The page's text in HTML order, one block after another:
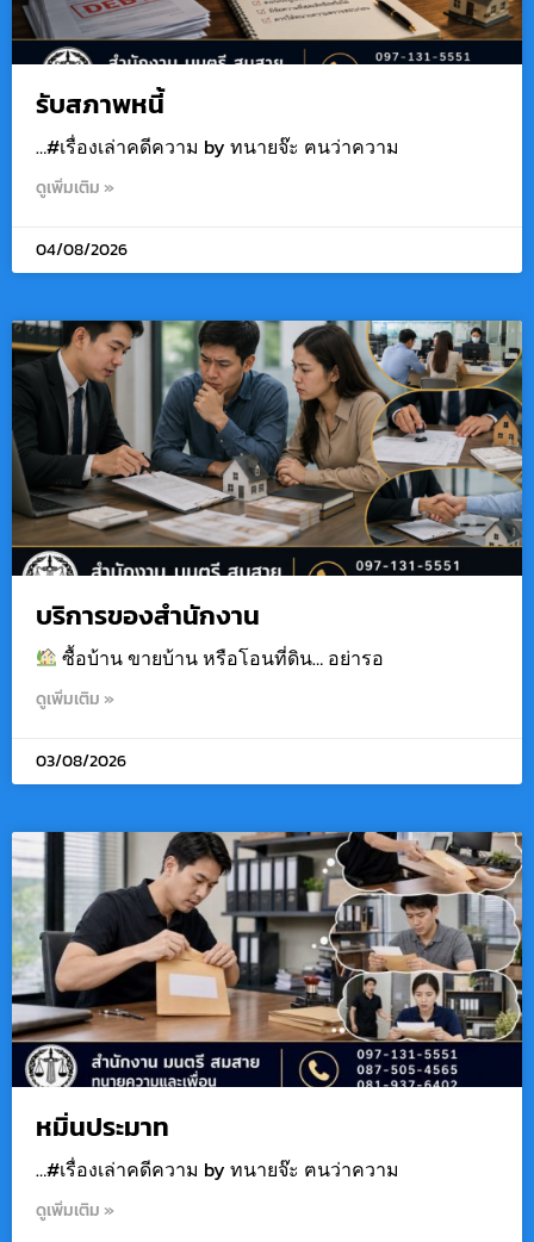
รับสภาพหนี้
…#เรื่องเล่าคดีความ by ทนายจ๊ะ ฅนว่าความ
ดูเพิ่มเติม »
04/08/2026
บริการของสำนักงาน
ซื้อบ้าน ขายบ้าน หรือโอนที่ดิน… อย่ารอ
ดูเพิ่มเติม »
03/08/2026
หมิ่นประมาท
…#เรื่องเล่าคดีความ by ทนายจ๊ะ ฅนว่าความ
ดูเพิ่มเติม »